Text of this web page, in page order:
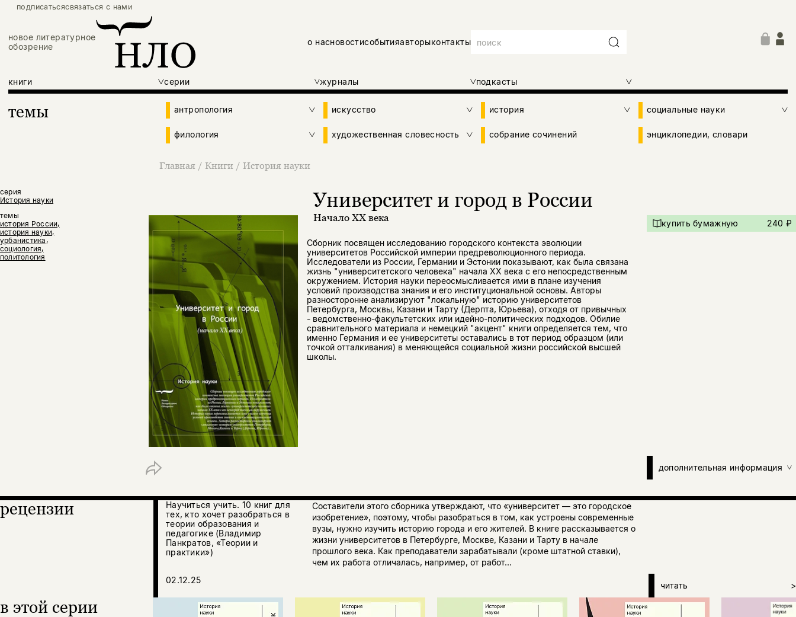
подписатьсясвязаться с нами
новое литературное
обозрение
о насновостисобытияавторыконтакты
книги серии журналы подкасты
темы антропология искусство история социальные науки
филология художественная словесность собрание сочинений энциклопедии, словари
Главная / Книги / История науки
серия
История науки
темы
история России,
история науки,
урбанистика,
социология,
политология
Университет и город в России
Начало XX века
Сборник посвящен исследованию городского контекста эволюции
университетов Российской империи предреволюционного периода.
Исследователи из России, Германии и Эстонии показывают, как была связана
жизнь "университетского человека" начала XX века с его непосредственным
окружением. История науки переосмысливается ими в плане изучения
условий производства знания и его институциональной основы. Авторы
разносторонне анализируют "локальную" историю университетов
Петербурга, Москвы, Казани и Тарту (Дерпта, Юрьева), отходя от привычных
- ведомственно-факультетских или идейно-политических подходов. Обилие
сравнительного материала и немецкий "акцент" книги определяется тем, что
именно Германия и ее университеты оставались в тот период образцом (или
точкой отталкивания) в меняющейся социальной жизни российской высшей
школы.
купить бумажную 240 ₽
дополнительная информация
рецензии
Научиться учить. 10 книг для
тех, кто хочет разобраться в
теории образования и
педагогике (Владимир
Панкратов, «Теории и
практики»)
02.12.25
Составители этого сборника утверждают, что «университет — это городское
изобретение», поэтому, чтобы разобраться в том, как устроены современные
вузы, нужно изучить историю города и его жителей. В книге рассказывается о
жизни университетов в Петербурге, Москве, Казани и Тарту в начале
прошлого века. Как преподаватели зарабатывали (кроме штатной ставки),
чем их работа отличалась, например, от работ...
читать >
в этой серии